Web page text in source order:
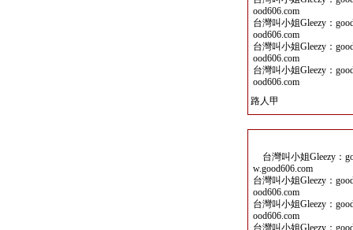
ood606.com
台灣叫小姐Gleezy：
ood606.com
台灣叫小姐Gleezy：
ood606.com
台灣叫小姐Gleezy：
ood606.com
路人甲
台灣叫小姐Gleezy：
w.good606.com
台灣叫小姐Gleezy：
ood606.com
台灣叫小姐Gleezy：
ood606.com
台灣叫小姐Gleezy：